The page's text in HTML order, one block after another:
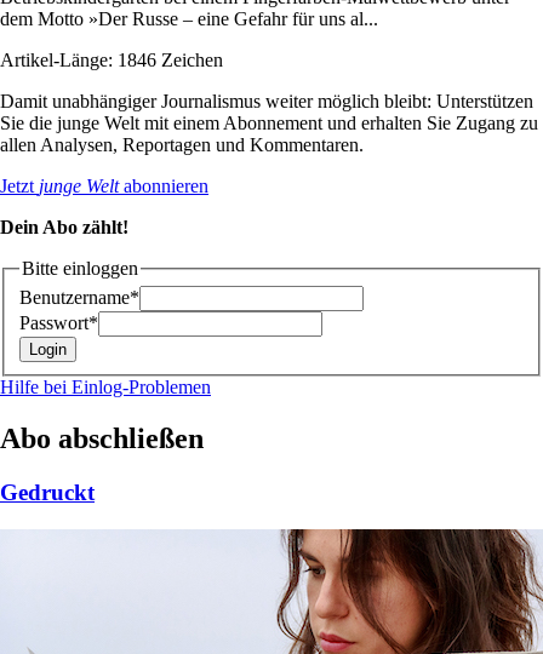
dem Motto »Der Russe – eine Gefahr für uns al...
Artikel-Länge: 1846 Zeichen
Damit unabhängiger Journalismus weiter möglich bleibt: Unterstützen
Sie die junge Welt mit einem Abonnement und erhalten Sie Zugang zu
allen Analysen, Reportagen und Kommentaren.
Jetzt junge Weltabonnieren
Dein Abo zählt!
Bitte einloggen
Benutzername*
Passwort*
Hilfe bei Einlog-Problemen
Abo abschließen
Gedruckt